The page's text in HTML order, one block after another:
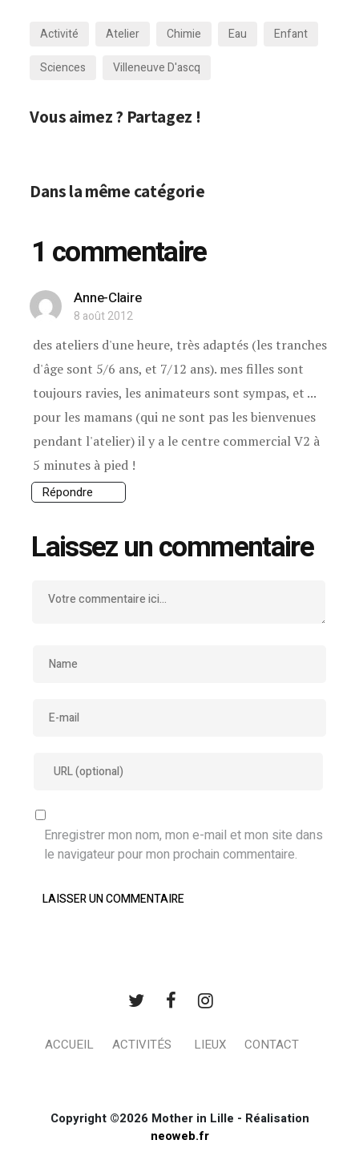
Activité Atelier Chimie Eau
Enfant
Sciences
Villeneuve D'ascq
Vous aimez ? Partagez !
Dans la même catégorie
1 commentaire
Anne-Claire
8 août 2012
des ateliers d'une heure, très adaptés (les tranches
d'âge sont 5/6 ans, et 7/12 ans). mes filles sont
toujours ravies, les animateurs sont sympas, et ...
pour les mamans (qui ne sont pas les bienvenues
pendant l'atelier) il y a le centre commercial V2 à
5 minutes à pied !
Répondre
Laissez un commentaire
Enregistrer mon nom, mon e-mail et mon site dans
le navigateur pour mon prochain commentaire.
ACCUEIL ACTIVITÉS LIEUX CONTACT
Copyright ©2026 Mother in Lille - Réalisation
neoweb.fr